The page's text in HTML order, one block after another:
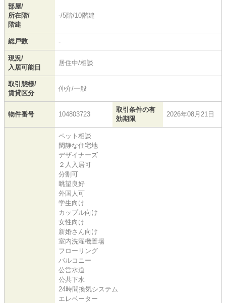
部屋/
所在階/
階建
-/5階/10階建
総戸数 -
現況/
入居可能日
居住中/相談
取引態様/
賃貸区分
仲介/一般
物件番号 104803723
取引条件の有
効期限
2026年08月21日
ペット相談
閑静な住宅地
デザイナーズ
２人入居可
分割可
眺望良好
外国人可
学生向け
カップル向け
女性向け
新婚さん向け
室内洗濯機置場
フローリング
バルコニー
公営水道
公共下水
24時間換気システム
エレベーター